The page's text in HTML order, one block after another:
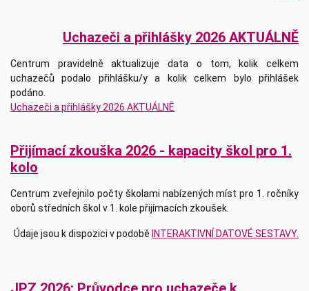
Uchazeči a přihlášky 2026 AKTUÁLNĚ
Centrum pravidelně aktualizuje data o tom, kolik celkem
uchazečů podalo přihlášku/y a kolik celkem bylo přihlášek
podáno.
Uchazeči a přihlášky 2026 AKTUÁLNĚ
Přijímací zkouška 2026 - kapacity škol pro 1.
kolo
Centrum zveřejnilo počty školami nabízených míst pro 1. ročníky
oborů středních škol v 1. kole přijímacích zkoušek.
Údaje jsou k dispozici v podobě INTERAKTIVNÍ DATOVÉ SESTAVY.